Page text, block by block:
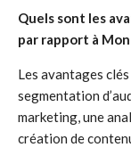
Quels sont les
par rapport à
Les avantages
segmentation
marketing, une
création de